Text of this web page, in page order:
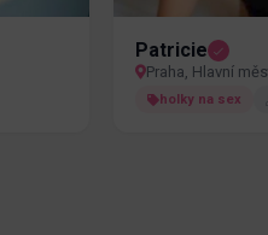
Patricie
Praha, Hlavní
holky na sex